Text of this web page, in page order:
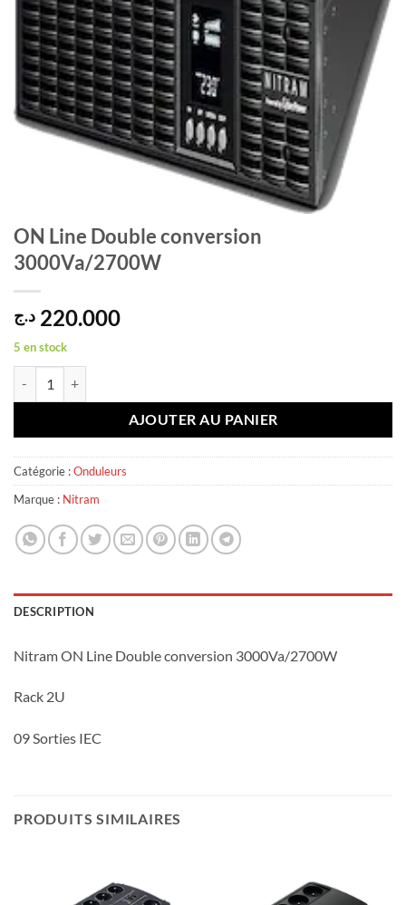
ON Line Double conversion
3000Va/2700W
220.000 د.ج
5 en stock
AJOUTER AU PANIER
Catégorie :Onduleurs
Marque : Nitram
DESCRIPTION
Nitram ON Line Double conversion 3000Va/2700W
Rack 2U
09 Sorties IEC
PRODUITS SIMILAIRES